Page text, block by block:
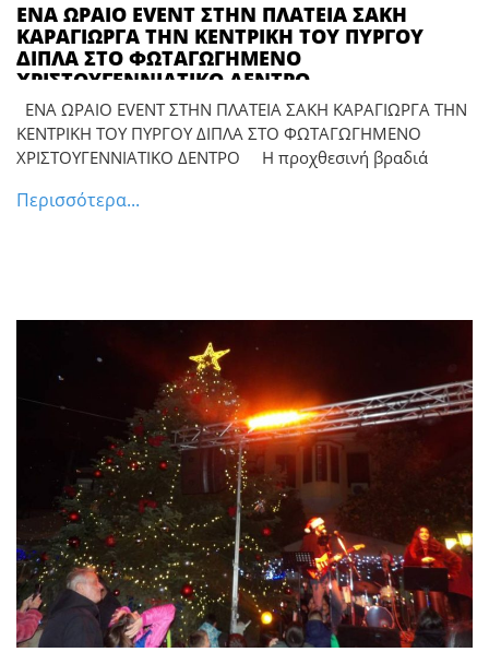
ΕΝΑ ΩΡΑΙΟ EVENT ΣΤΗΝ ΠΛΑΤΕΙΑ ΣΑΚΗ
ΚΑΡΑΓΙΩΡΓΑ ΤΗΝ ΚΕΝΤΡΙΚΗ ΤΟΥ ΠΥΡΓΟΥ
ΔΙΠΛΑ ΣΤΟ ΦΩΤΑΓΩΓΗΜΕΝΟ
ΧΡΙΣΤΟΥΓΕΝΝΙΑΤΙΚΟ ΔΕΝΤΡΟ
ΕΝΑ ΩΡΑΙΟ EVENT ΣΤΗΝ ΠΛΑΤΕΙΑ ΣΑΚΗ ΚΑΡΑΓΙΩΡΓΑ ΤΗΝ
ΚΕΝΤΡΙΚΗ ΤΟΥ ΠΥΡΓΟΥ ΔΙΠΛΑ ΣΤΟ ΦΩΤΑΓΩΓΗΜΕΝΟ
ΧΡΙΣΤΟΥΓΕΝΝΙΑΤΙΚΟ ΔΕΝΤΡΟ Η προχθεσινή βραδιά
Περισσότερα...